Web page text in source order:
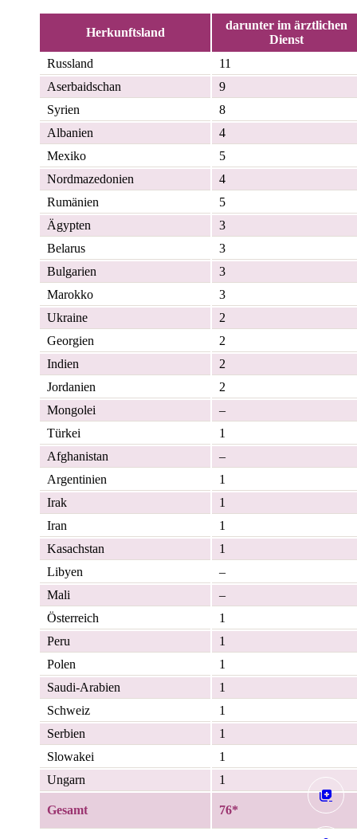
Herkunftsland
darunter im ärztlichen
Dienst
Russland
11
Aserbaidschan
9
Syrien
8
Albanien
4
Mexiko
5
Nordmazedonien
4
Rumänien
5
Ägypten
3
Belarus
3
Bulgarien
3
Marokko
3
Ukraine
2
Georgien
2
Indien
2
Jordanien
2
Mongolei
–
Türkei
1
Afghanistan
–
Argentinien
1
Irak
1
Iran
1
Kasachstan
1
Libyen
–
Mali
–
Österreich
1
Peru
1
Polen
1
Saudi-Arabien
1
Schweiz
1
Serbien
1
Slowakei
1
Ungarn
1
Gesamt 76*